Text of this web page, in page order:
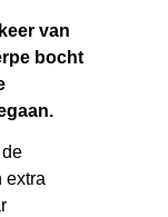
van
bocht
extra